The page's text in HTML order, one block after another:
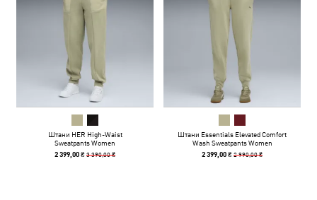
Штани HER High-Waist
Sweatpants Women
2 399,00 ₴3 390,00 ₴
Штани Essentials Elevated Comfort
Wash Sweatpants Women
2 399,00 ₴2 990,00 ₴